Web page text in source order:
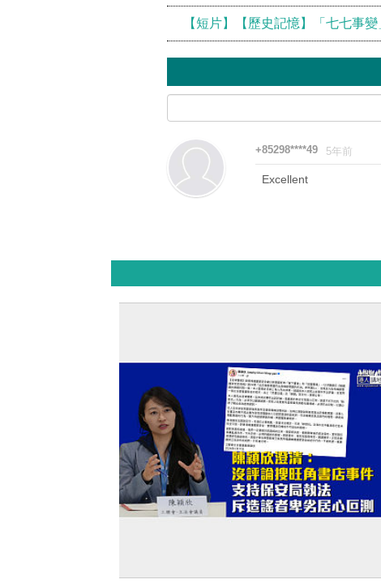
【短片】【歷史記憶】「七七事
+85298****49 5年前
Excellent